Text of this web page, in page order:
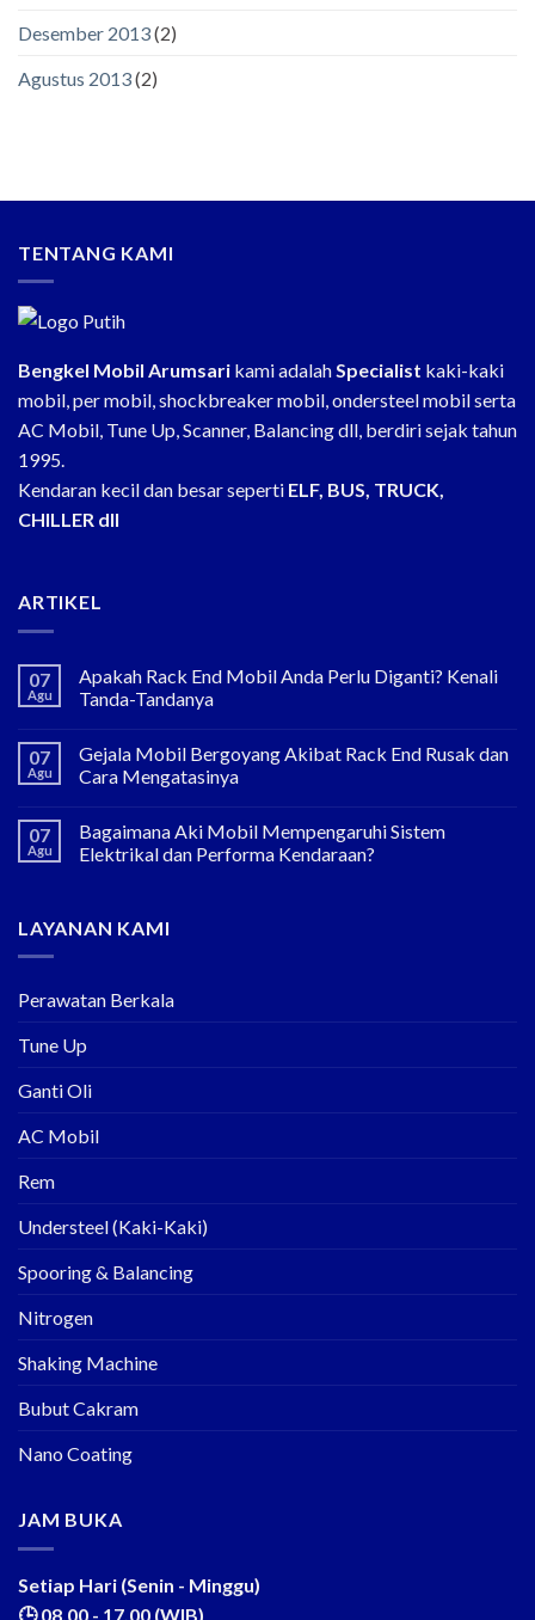
Desember 2013(2)
Agustus 2013(2)
TENTANG KAMI
Bengkel Mobil Arumsari kami adalah Specialist kaki-kaki
mobil, per mobil, shockbreaker mobil, ondersteel mobil serta
AC Mobil, Tune Up, Scanner, Balancing dll, berdiri sejak tahun
1995.
Kendaran kecil dan besar seperti ELF, BUS, TRUCK,
CHILLER dll
ARTIKEL
07
Agu
Apakah Rack End Mobil Anda Perlu Diganti? Kenali
Tanda-Tandanya
07
Agu
Gejala Mobil Bergoyang Akibat Rack End Rusak dan
Cara Mengatasinya
07
Agu
Bagaimana Aki Mobil Mempengaruhi Sistem
Elektrikal dan Performa Kendaraan?
LAYANAN KAMI
Perawatan Berkala
Tune Up
Ganti Oli
AC Mobil
Rem
Understeel (Kaki-Kaki)
Spooring & Balancing
Nitrogen
Shaking Machine
Bubut Cakram
Nano Coating
JAM BUKA
Setiap Hari (Senin - Minggu)
🕒 08.00 - 17.00 (WIB)